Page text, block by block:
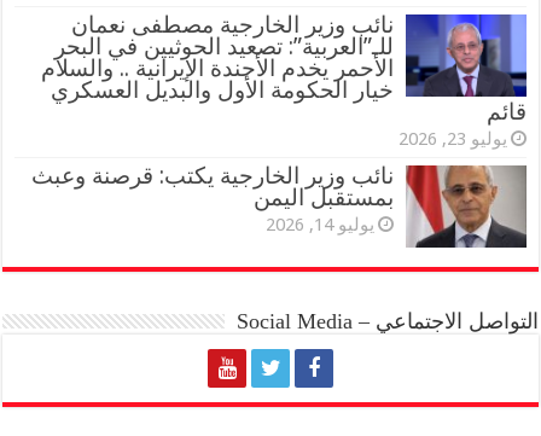
نائب وزير الخارجية مصطفى نعمان
للـ”العربية”: تصعيد الحوثيين في البحر
الأحمر يخدم الأجندة الإيرانية .. والسلام
خيار الحكومة الأول والبديل العسكري
قائم
يوليو 23, 2026
نائب وزير الخارجية يكتب: قرصنة وعبث
بمستقبل اليمن
يوليو 14, 2026
التواصل الاجتماعي – Social Media